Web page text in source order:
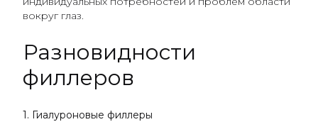
вокруг глаз.
Разновидности
филлеров
1. Гиалуроновые филлеры